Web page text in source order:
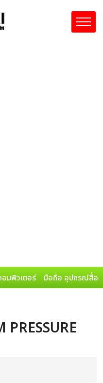
มพิวเตอร์ มือถือ อุปกรณ์สื่อส